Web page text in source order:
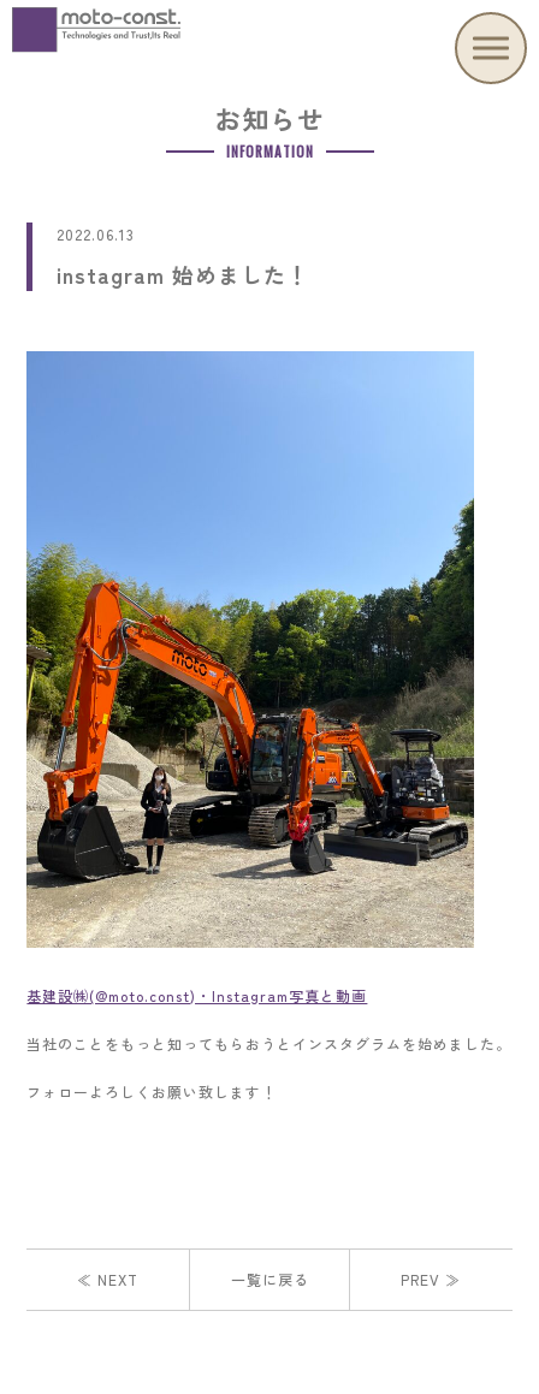
お知らせ
INFORMATION
2022.06.13
instagram 始めました！
基建設㈱(@moto.const) • Instagram写真と動画
当社のことをもっと知ってもらおうとインスタグラムを始めました。
フォローよろしくお願い致します！
≪ NEXT 一覧に戻る PREV ≫